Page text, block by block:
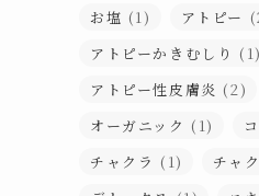
お塩 (1) アトピー
アトピーかきむしり (1)
アトピー性皮膚炎 (2)
オーガニック (1)
チャクラ (1) チャ